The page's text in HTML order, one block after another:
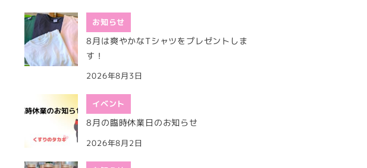
お知らせ
8月は爽やかなTシャツをプレゼントしま
す！
2026年8月3日
イベント
8月の臨時休業日のお知らせ
2026年8月2日